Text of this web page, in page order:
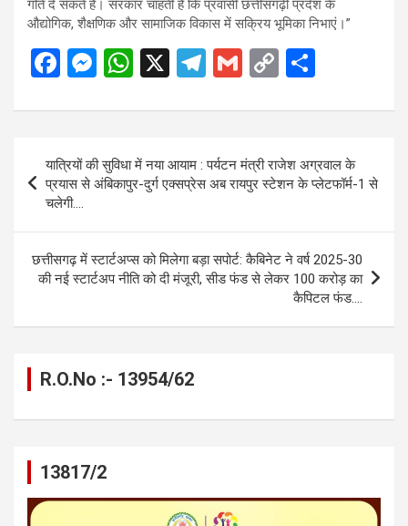
गति दे सकते हैं। सरकार चाहती है कि प्रवासी छत्तीसगढ़ी प्रदेश के
औद्योगिक, शैक्षणिक और सामाजिक विकास में सक्रिय भूमिका निभाएं।”
F
ce
b
o
o
k
M
se
n
g
W
at
s
A
p
X
T
e
gr
a
G
ail
C
py
Li
n
ar
navigation
यात्रियों की सुविधा में नया आयाम : पर्यटन मंत्री राजेश अग्रवाल के
प्रयास से अंबिकापुर-दुर्ग एक्सप्रेस अब रायपुर स्टेशन के प्लेटफॉर्म-1 से
चलेगी….
छत्तीसगढ़ में स्टार्टअप्स को मिलेगा बड़ा सपोर्ट: कैबिनेट ने वर्ष 2025-30
की नई स्टार्टअप नीति को दी मंजूरी, सीड फंड से लेकर 100 करोड़ का
कैपिटल फंड….
R.O.No :- 13954/62
13817/2